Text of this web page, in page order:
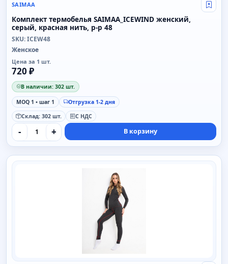
SAIMAA Свой
Комплект термобелья SAIMAA_ICEWIND женский,
серый, красная нить, р-р 48
SKU: ICEW48
Женское
Цена за 1 шт.
720 ₽
В наличии: 302 шт.
MOQ 1 • шаг 1
Отгрузка 1-2 дня
Склад: 302 шт.
С НДС
- + В корзину
SAIMAA